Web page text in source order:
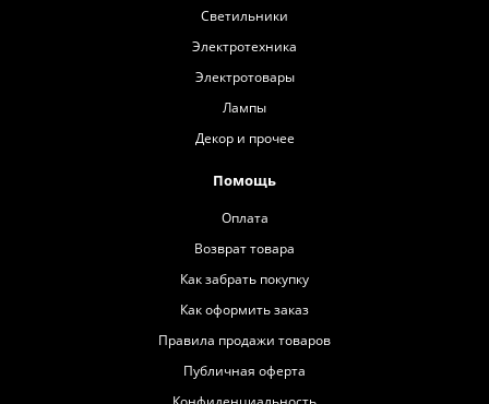
Светильники
Электротехника
Электротовары
Лампы
Декор и прочее
Помощь
Оплата
Возврат товара
Как забрать покупку
Как оформить заказ
Правила продажи товаров
Публичная оферта